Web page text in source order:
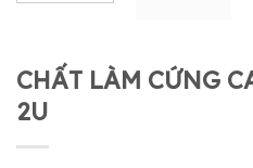
CHẤT LÀM CỨNG
2U